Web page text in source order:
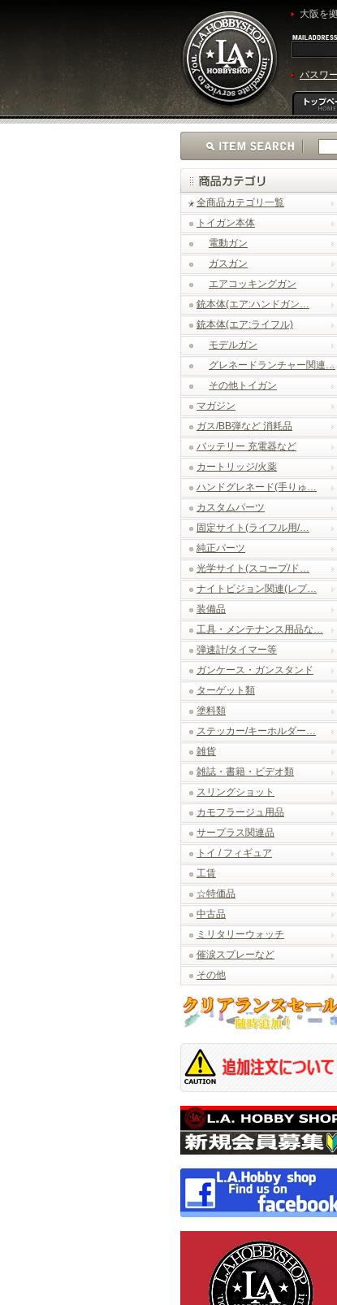
大阪を
パスワ
全商品カテゴリ一覧
トイガン本体
電動ガン
ガスガン
エアコッキングガン
銃本体(エア:ハンドガン…
銃本体(エア:ライフル)
モデルガン
グレネードランチャー関連…
その他トイガン
マガジン
ガス/BB弾など 消耗品
バッテリー 充電器など
カートリッジ/火薬
ハンドグレネード(手りゅ…
カスタムパーツ
固定サイト(ライフル用/…
純正パーツ
光学サイト(スコープ/ド…
ナイトビジョン関連(レプ…
装備品
工具・メンテナンス用品な…
弾速計/タイマー等
ガンケース・ガンスタンド
ターゲット類
塗料類
ステッカー/キーホルダー…
雑貨
雑誌・書籍・ビデオ類
スリングショット
カモフラージュ用品
サープラス関連品
トイ / フィギュア
工賃
☆特価品
中古品
ミリタリーウォッチ
催涙スプレーなど
その他